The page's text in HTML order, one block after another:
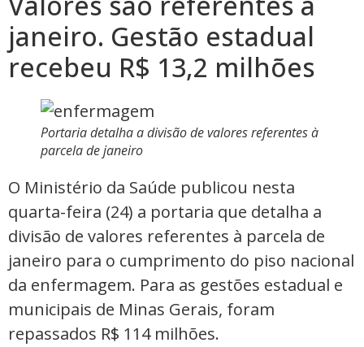
janeiro. Gestão estadual
recebeu R$ 13,2 milhões
Portaria detalha a divisão de valores referentes à
parcela de janeiro
O Ministério da Saúde publicou nesta
quarta-feira (24) a portaria que detalha a
divisão de valores referentes à parcela de
janeiro para o cumprimento do piso nacional
da enfermagem. Para as gestões estadual e
municipais de Minas Gerais, foram
repassados R$ 114 milhões.